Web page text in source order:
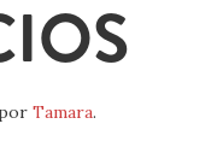
Tamara.